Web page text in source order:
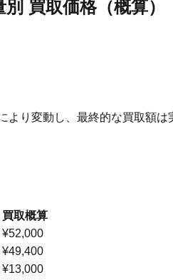
買取価格（概算）
り変動し、最終的な買取額
買取概算
¥52,000
¥49,400
¥13,000